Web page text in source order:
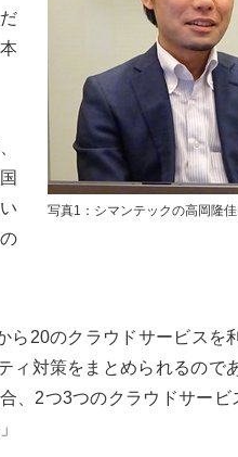
写真1：シマンテックの高岡隆
20のクラウドサービスを
ィ対策をまとめられるので
、2つ3つのクラウドサービ